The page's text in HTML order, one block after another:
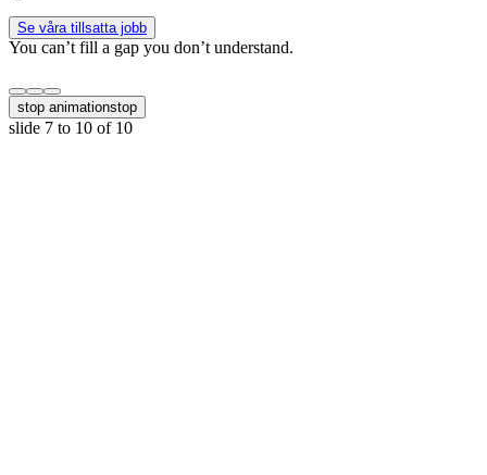
Se våra tillsatta jobb
You can’t fill a gap you don’t understand.
stop animationstop
slide 7 to 10 of 10